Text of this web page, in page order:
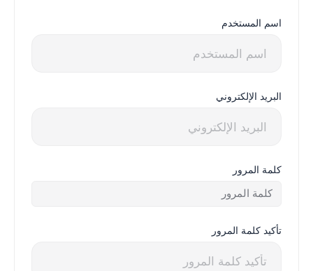
اسم المستخدم
البريد الإلكتروني
كلمة المرور
تأكيد كلمة المرور